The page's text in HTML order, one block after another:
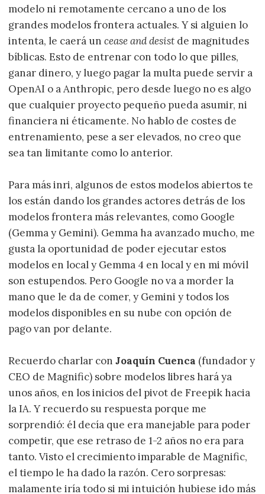
modelo ni remotamente cercano a uno de los
grandes modelos frontera actuales. Y si alguien lo
intenta, le caerá uncease and desist de magnitudes
bíblicas. Esto de entrenar con todo lo que pilles,
ganar dinero, y luego pagar la multa puede servir a
OpenAI o a Anthropic, pero desde luego no es algo
que cualquier proyecto pequeño pueda asumir, ni
financiera ni éticamente. No hablo de costes de
entrenamiento, pese a ser elevados, no creo que
sea tan limitante como lo anterior.
Para más inri, algunos de estos modelos abiertos te
los están dando los grandes actores detrás de los
modelos frontera más relevantes, como Google
(Gemma y Gemini). Gemma ha avanzado mucho, me
gusta la oportunidad de poder ejecutar estos
modelos en local y Gemma 4 en local y en mi móvil
son estupendos. Pero Google no va a morder la
mano que le da de comer, y Gemini y todos los
modelos disponibles en su nube con opción de
pago van por delante.
Recuerdo charlar conJoaquín Cuenca (fundador y
CEO de Magnific) sobre modelos libres hará ya
unos años, en los inicios del pivot de Freepik hacia
la IA. Y recuerdo su respuesta porque me
sorprendió: él decía que era manejable para poder
competir, que ese retraso de 1-2 años no era para
tanto. Visto el crecimiento imparable de Magnific,
el tiempo le ha dado la razón. Cero sorpresas:
malamente iría todo si mi intuición hubiese ido más